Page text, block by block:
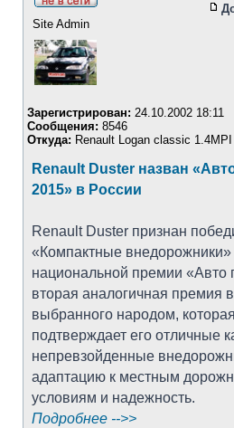
Site Admin
Зарегистрирован: 24.10.2002 18:11
Сообщения: 8546
Откуда: Renault Logan classic
Renault Duster назван
2015» в России
Renault Duster признан
«Компактные
национальной премии «Авто
вторая аналогичная премия
выбранного народом,
подтверждает его отличные
непревзойденные
адаптацию к местным
условиям и надежность.
Подробнее -->>